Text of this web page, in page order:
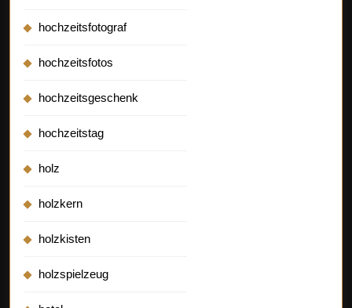
hochzeitsfotograf
hochzeitsfotos
hochzeitsgeschenk
hochzeitstag
holz
holzkern
holzkisten
holzspielzeug